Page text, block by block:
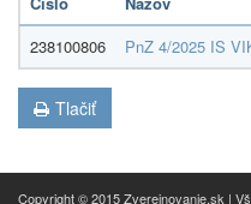
238100806
PnZ 4/2025 IS
Tlačiť
Copyright © 2015 Zverejnovanie.sk |